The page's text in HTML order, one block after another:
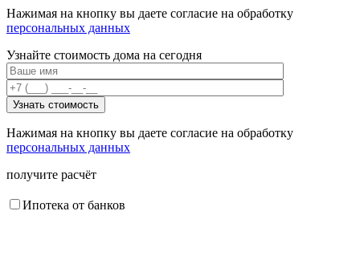
Нажимая на кнопку вы даете согласие на обработку
персональных данных
Узнайте стоимость дома на сегодня
Нажимая на кнопку вы даете согласие на обработку
персональных данных
получите расчёт
Ипотека от банков